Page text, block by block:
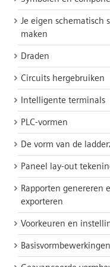
Je eigen schematisch
maken
Draden
Circuits hergebruiken
Intelligente terminals
PLC-vormen
De vorm van de
Paneel lay-out
Rapporten genereren
exporteren
Voorkeuren en
Basisvormbewerkingen